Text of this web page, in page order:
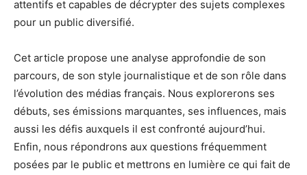
attentifs et capables de décrypter des sujets complexes
pour un public diversifié.
Cet article propose une analyse approfondie de son
parcours, de son style journalistique et de son rôle dans
l’évolution des médias français. Nous explorerons ses
débuts, ses émissions marquantes, ses influences, mais
aussi les défis auxquels il est confronté aujourd’hui.
Enfin, nous répondrons aux questions fréquemment
posées par le public et mettrons en lumière ce qui fait de